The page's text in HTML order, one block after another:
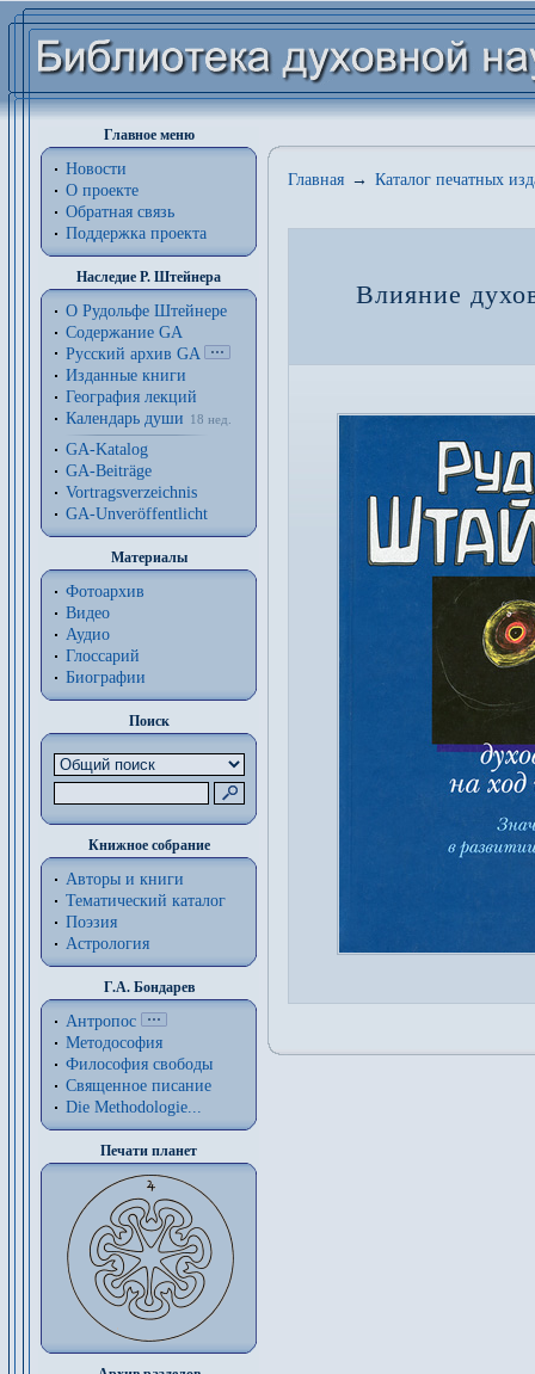
Главное меню
Новости
О проекте
Обратная связь
Поддержка проекта
Наследие Р. Штейнера
О Рудольфе Штейнере
Содержание GA
Русский архив GA
Изданные книги
География лекций
Календарь души
18 нед.
GA-Katalog
GA-Beiträge
Vortragsverzeichnis
GA-Unveröffentlicht
Материалы
Фотоархив
Видео
Аудио
Глоссарий
Биографии
Поиск
Книжное собрание
Авторы и книги
Тематический каталог
Поэзия
Астрология
Г.А. Бондарев
Антропос
Методософия
Философия cвободы
Священное писание
Die Methodologie...
Печати планет
Главная → Каталог печатных
Влияние